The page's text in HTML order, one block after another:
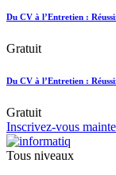
Du CV à l’Entretien :
Gratuit
Du CV à l’Entretien :
Gratuit
Inscrivez-vous
Tous niveaux